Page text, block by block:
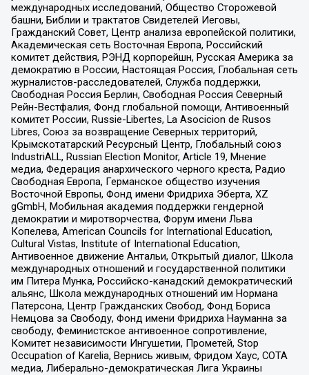
международных исследований, Общество Сторожевой
башни, Библии и трактатов Свидетелей Иеговы,
Гражданский Совет, Центр анализа европейской политики,
Академическая сеть Восточная Европа, Российский
комитет действия, РЭНД корпорейшн, Русская Америка за
демократию в России, Настоящая Россия, Глобальная сеть
журналистов-расследователей, Служба поддержки,
Свободная Россия Берлин, Свободная Россия Северный
Рейн-Вестфалия, Фонд глобальной помощи, Антивоенный
комитет России, Russie-Libertes, La Asocicion de Rusos
Libres, Союз за возвращение Северных территорий,
Крымскотатарский Ресурсный Центр, Глобальный союз
IndustriALL, Russian Election Monitor, Article 19, Мнение
медиа, Федерация анархического черного креста, Радио
Свободная Европа, Германское общество изучения
Восточной Европы, Фонд имени Фридриха Эберта, XZ
gGmbH, Мобильная академия поддержки гендерной
демократии и миротворчества, Форум имени Льва
Копелева, American Councils for International Education,
Cultural Vistas, Institute of International Education,
Антивоенное движение Антальи, Открытый диалог, Школа
международных отношений и государственной политики
им Питера Мунка, Российско-канадский демократический
альянс, Школа международных отношений им Нормана
Патерсона, Центр Гражданских Свобод, Фонд Бориса
Немцова за Свободу, Фонд имени Фридриха Науманна за
свободу, Феминистское антивоенное сопротивление,
Комитет независимости Ингушетии, Прометей, Stop
Occupation of Karelia, Вернись живым, Фридом Хаус, СОТА
медиа, Либерально-демократическая Лига Украины